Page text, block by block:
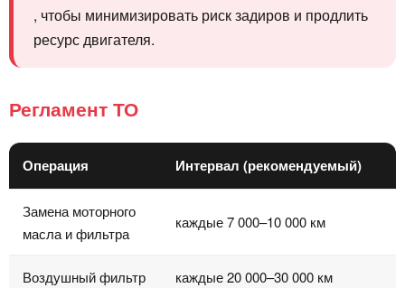
, чтобы минимизировать риск задиров и продлить
ресурс двигателя.
Регламент ТО
Операция Интервал (рекомендуемый)
Замена моторного
масла и фильтра
каждые 7 000–10 000 км
Воздушный фильтр каждые 20 000–30 000 км